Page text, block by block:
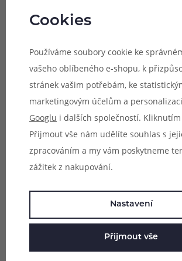
činí 1000 mAh a postará se o skvělý
prostřednictvím portu USB-C umístěném
Cookies
Používáme soubory cookie ke
vašeho oblíbeného e-shopu, k
stránek vašim potřebám, ke
marketingovým účelům a
Googlu i dalších společností.
Přijmout vše nám udělíte souhlas s
zpracováním a my vám poskytneme
zážitek z nakupování.
Nastavení
Přijmout vše